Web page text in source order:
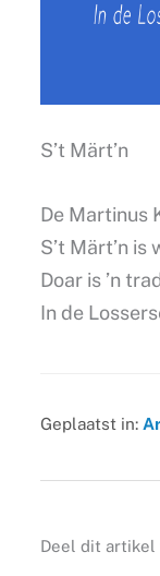
S’t Märt’n
De Martinus
S’t Märt’n
Doar is ’n
In de
Geplaatst in:
Deel dit artikel